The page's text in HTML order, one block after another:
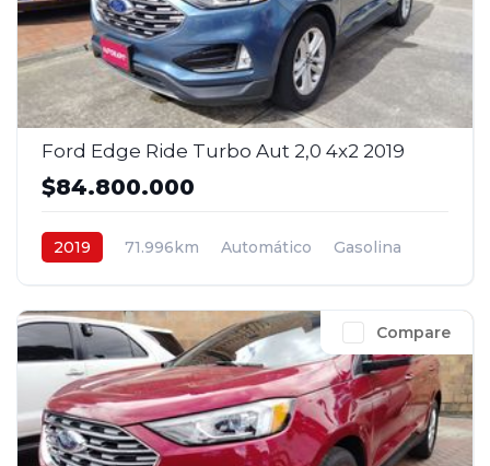
Ford Edge Ride Turbo Aut 2,0 4x2 2019
$84.800.000
2019 71.996km Automático
Gasolina
Compare